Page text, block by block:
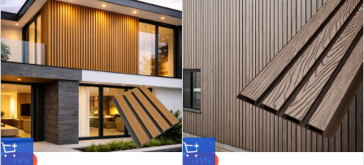
și întreținere redusă. Acestea pot fi utilizate pentru fațade
moderne, zone de intrare, pereți decorativi, garduri, terase,
balcoane, pergole sau spații comerciale unde imaginea
exterioară are un rol important. Prin liniile verticale și textura
decorativă, riflajul WPC adaugă profunzime, ritm vizual și un
aspect arhitectural premium.
Ce este riflajul decorativ exterior WPC?
Riflajul decorativ exterior WPC este un sistem de placare
-36% -35%